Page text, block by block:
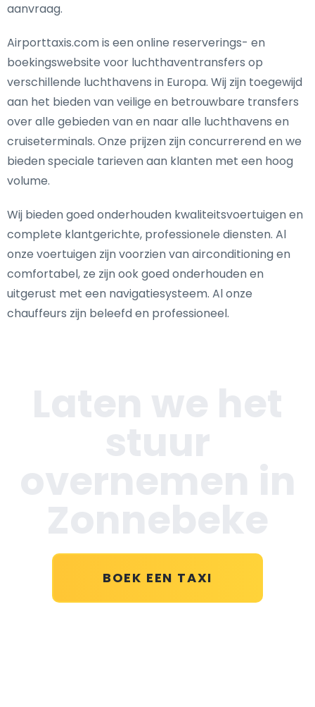
aanvraag.
Airporttaxis.com is een online reserverings- en
boekingswebsite voor luchthaventransfers op
verschillende luchthavens in Europa. Wij zijn toegewijd
aan het bieden van veilige en betrouwbare transfers
over alle gebieden van en naar alle luchthavens en
cruiseterminals. Onze prijzen zijn concurrerend en we
bieden speciale tarieven aan klanten met een hoog
volume.
Wij bieden goed onderhouden kwaliteitsvoertuigen en
complete klantgerichte, professionele diensten. Al
onze voertuigen zijn voorzien van airconditioning en
comfortabel, ze zijn ook goed onderhouden en
uitgerust met een navigatiesysteem. Al onze
chauffeurs zijn beleefd en professioneel.
BOEK EEN TAXI